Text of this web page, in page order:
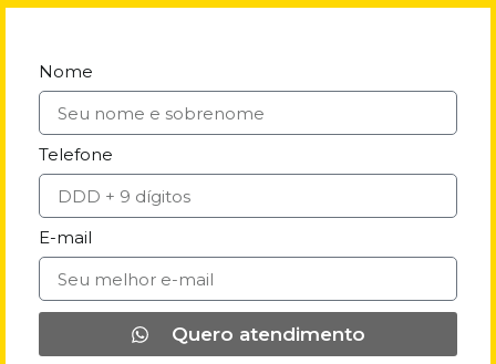
Nome
Telefone
E-mail
Quero atendimento